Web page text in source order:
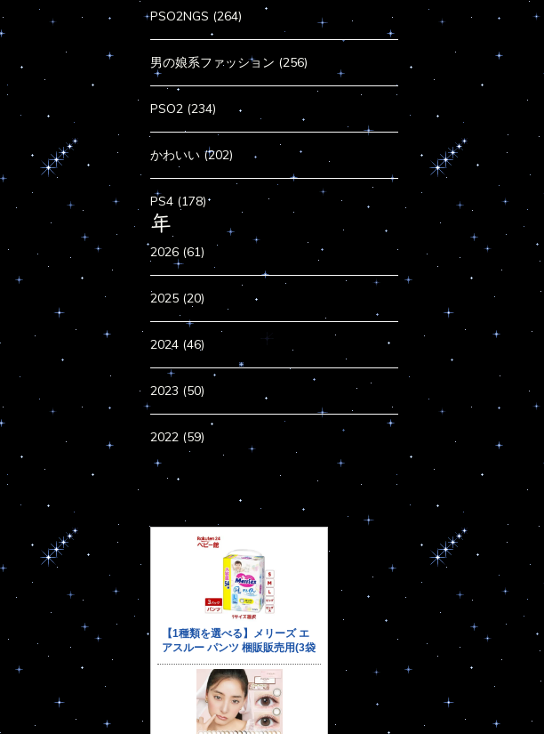
PSO2NGS (264)
男の娘系ファッション (256)
PSO2 (234)
かわいい (202)
PS4 (178)
年
2026 (61)
2025 (20)
2024 (46)
2023 (50)
2022 (59)